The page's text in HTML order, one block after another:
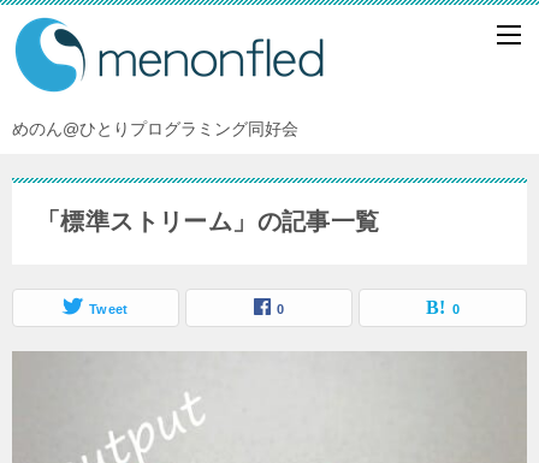
めのん@ひとりプログラミング同好会
「標準ストリーム」の記事一覧
Tweet 0 0